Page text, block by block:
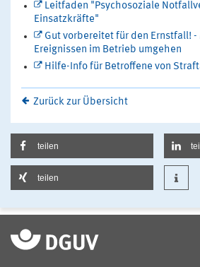
Leitfaden "Psychosoziale
Einsatzkräfte"
Gut vorbereitet für den Ernstfall!
Ereignissen im Betrieb umgehen
Hilfe-Info für Betroffene von
Zurück zur Übersicht
teilen
teilen